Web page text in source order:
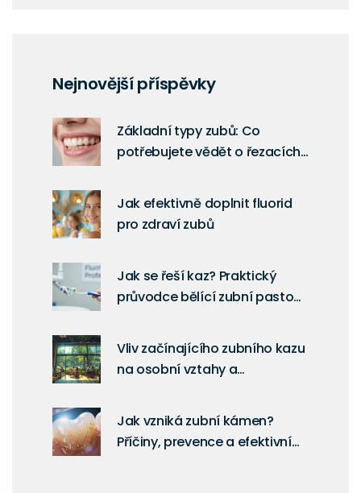
Nejnovější příspěvky
Základní typy zubů: Co
potřebujete vědět o řezacích,
Jak efektivně doplnit fluorid
pro zdraví zubů
Jak se řeší kaz? Praktický
průvodce bělící zubní pastou
Vliv začínajícího zubního kazu
na osobní vztahy a
Jak vzniká zubní kámen?
Příčiny, prevence a efektivní